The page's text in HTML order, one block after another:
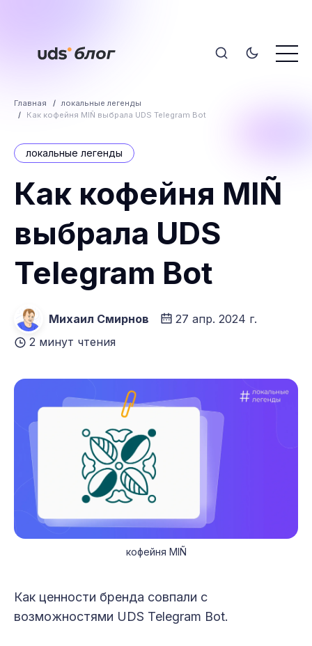
Главная
локальные легенды
Как кофейня MIÑ выбрала UDS Telegram Bot
локальные легенды
Как кофейня MIÑ
выбрала UDS
Telegram Bot
Михаил Смирнов
27 апр. 2024 г.
2 минут чтения
кофейня MIÑ
Как ценности бренда совпали с
возможностями UDS Telegram Bot.